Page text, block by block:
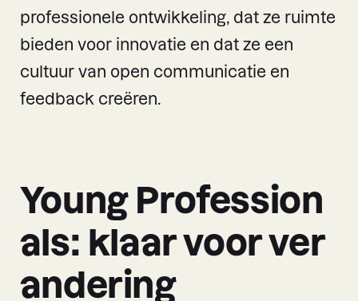
professionele ontwikkeling, dat ze ruimte
bieden voor innovatie en dat ze een
cultuur van open communicatie en
feedback creëren.
Young Profession
als: klaar voor ver
andering